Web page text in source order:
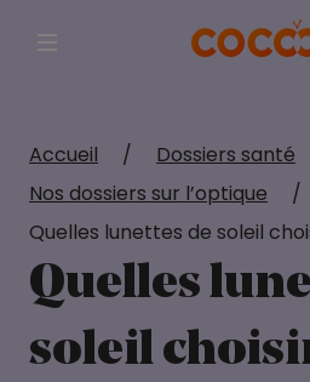
Afficher la navigation
Accueil / Dossiers santé
Nos dossiers sur l’optique
/
Quelles lunettes de soleil
Quelles
soleil